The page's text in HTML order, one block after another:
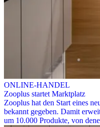
ONLINE-HANDEL
Zooplus startet Marktplatz
Zooplus hat den Start eines
bekannt gegeben. Damit
um 10.000 Produkte, von